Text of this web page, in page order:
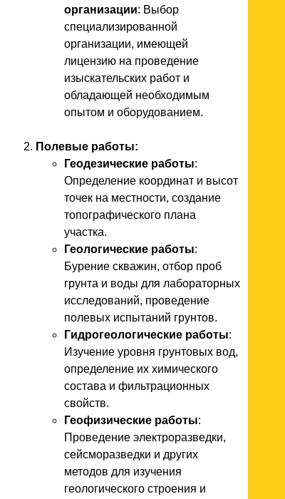
организации: Выбор
специализированной
организации, имеющей
лицензию на проведение
изыскательских работ и
обладающей необходимым
опытом и оборудованием.
Полевые работы:
Геодезические работы:
Определение координат и высот
точек на местности, создание
топографического плана
участка.
Геологические работы:
Бурение скважин, отбор проб
грунта и воды для лабораторных
исследований, проведение
полевых испытаний грунтов.
Гидрогеологические работы:
Изучение уровня грунтовых вод,
определение их химического
состава и фильтрационных
свойств.
Геофизические работы:
Проведение электроразведки,
сейсморазведки и других
методов для изучения
геологического строения и